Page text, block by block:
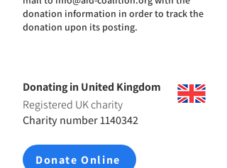
donation information in order to track the
donation upon its posting.
Donating in United Kingdom
Registered UK charity
Charity number1140342
Donate Online